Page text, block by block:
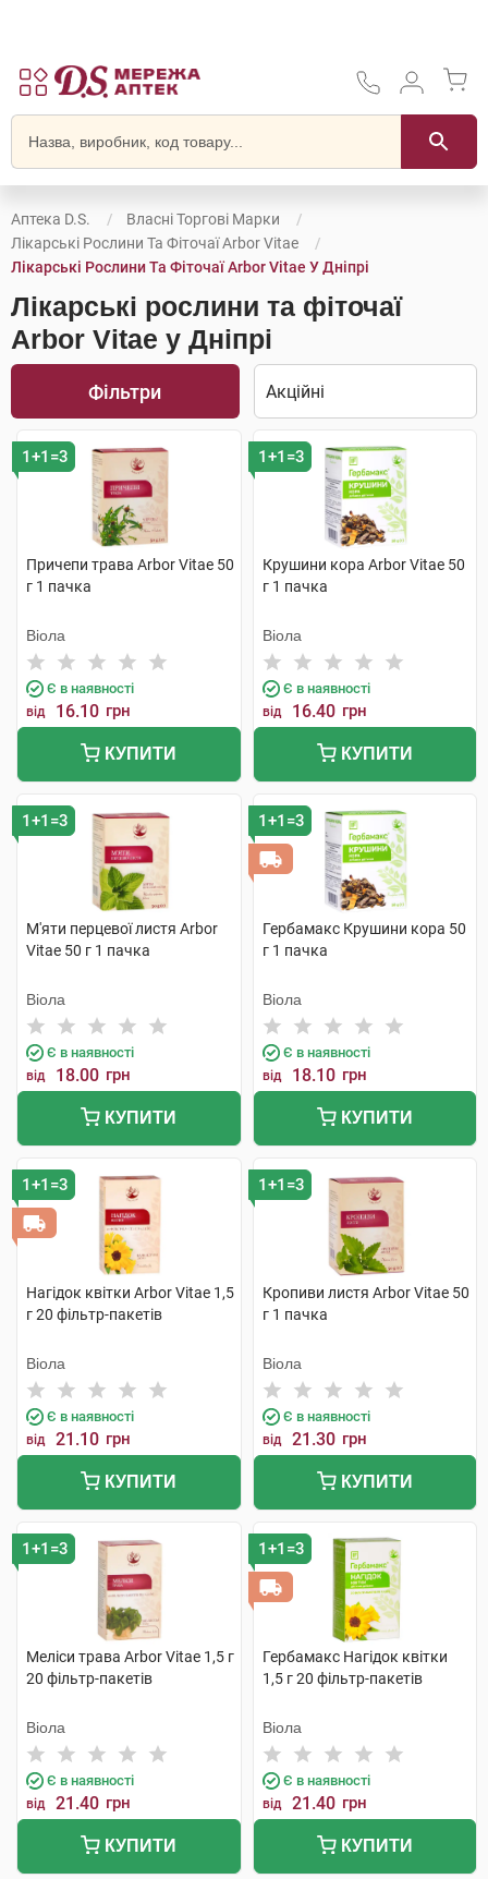
Аптека D.S.
Власні Торгові Марки
Лікарські Рослини Та Фіточаї Arbor Vitae
Лікарські Рослини Та Фіточаї Arbor Vitae У Дніпрі
Лікарські рослини та фіточаї
Arbor Vitae у Дніпрі
Фільтри
1+1=3
Причепи трава Arbor Vitae 50
г 1 пачка
Віола
Є в наявності
від 16.10 грн
КУПИТИ
1+1=3
Крушини кора Arbor Vitae 50
г 1 пачка
Віола
Є в наявності
від 16.40 грн
КУПИТИ
1+1=3
М'яти перцевої листя Arbor
Vitae 50 г 1 пачка
Віола
Є в наявності
від 18.00 грн
КУПИТИ
1+1=3
Гербамакс Крушини кора 50
г 1 пачка
Віола
Є в наявності
від 18.10 грн
КУПИТИ
1+1=3
Нагідок квітки Arbor Vitae 1,5
г 20 фільтр-пакетів
Віола
Є в наявності
від 21.10 грн
КУПИТИ
1+1=3
Кропиви листя Arbor Vitae 50
г 1 пачка
Віола
Є в наявності
від 21.30 грн
КУПИТИ
1+1=3
Меліси трава Arbor Vitae 1,5 г
20 фільтр-пакетів
Віола
Є в наявності
від 21.40 грн
КУПИТИ
1+1=3
Гербамакс Нагідок квітки
1,5 г 20 фільтр-пакетів
Віола
Є в наявності
від 21.40 грн
КУПИТИ